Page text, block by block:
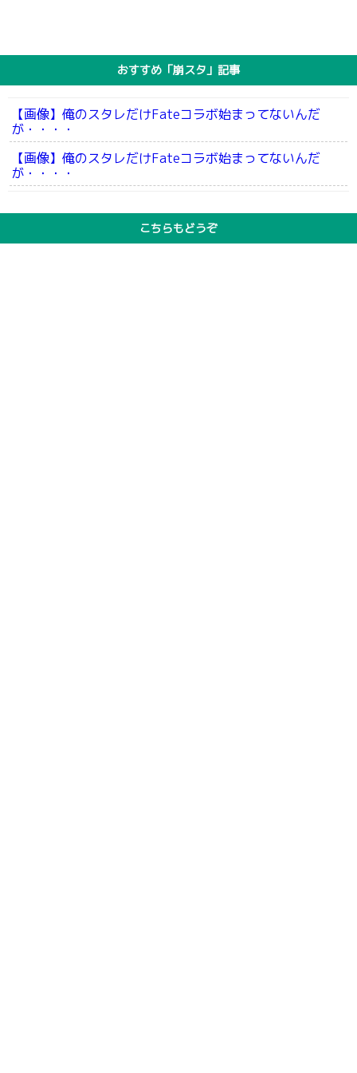
おすすめ「崩スタ」記事
【画像】俺のスタレだけFateコラボ始まってないんだ
が・・・・
【画像】俺のスタレだけFateコラボ始まってないんだ
が・・・・
こちらもどうぞ